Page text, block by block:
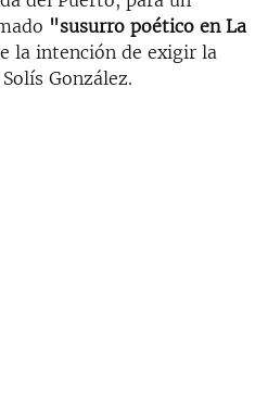
"susurro poético en La
la intención de exigir la
González.